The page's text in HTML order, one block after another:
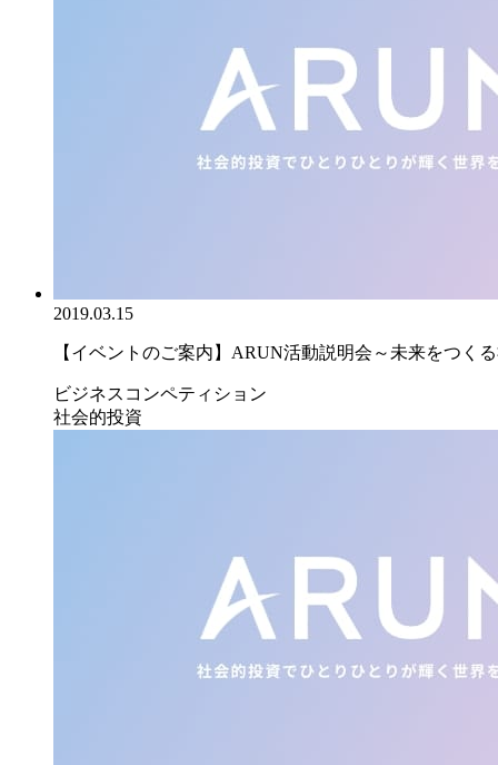
2019.03.15
【イベントのご案内】ARUN活動説明会～未来をつく
ビジネスコンペティション
社会的投資